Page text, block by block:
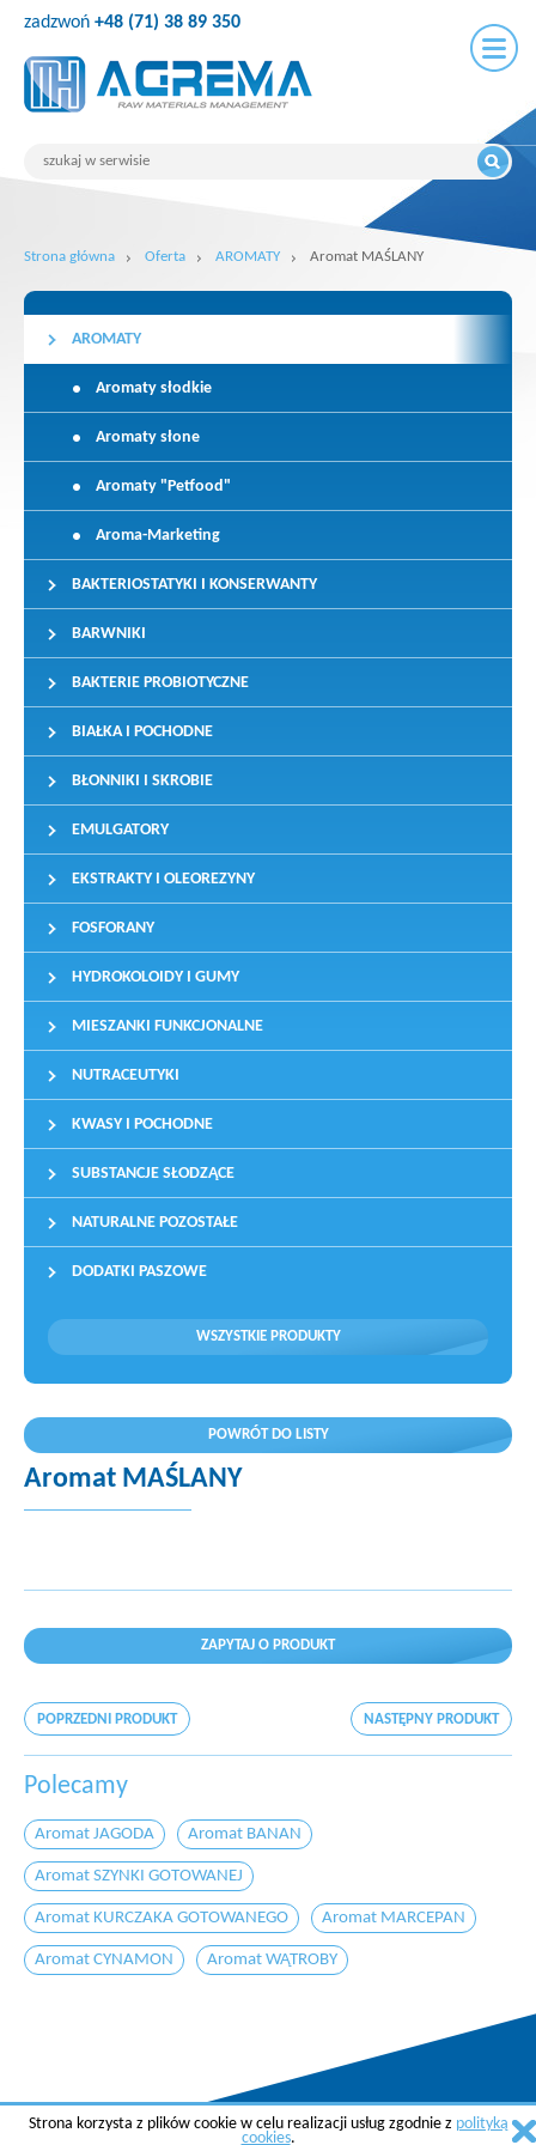
zadzwoń +48 (71) 38 89 350
Strona główna Oferta AROMATY Aromat MAŚLANY
AROMATY
Aromaty słodkie
Aromaty słone
Aromaty "Petfood"
Aroma-Marketing
BAKTERIOSTATYKI I KONSERWANTY
BARWNIKI
BAKTERIE PROBIOTYCZNE
BIAŁKA I POCHODNE
BŁONNIKI I SKROBIE
EMULGATORY
EKSTRAKTY I OLEOREZYNY
FOSFORANY
HYDROKOLOIDY I GUMY
MIESZANKI FUNKCJONALNE
NUTRACEUTYKI
KWASY I POCHODNE
SUBSTANCJE SŁODZĄCE
NATURALNE POZOSTAŁE
DODATKI PASZOWE
WSZYSTKIE PRODUKTY
POWRÓT DO LISTY
Aromat MAŚLANY
ZAPYTAJ O PRODUKT
POPRZEDNI PRODUKT NASTĘPNY PRODUKT
Polecamy
Aromat JAGODA Aromat BANAN
Aromat SZYNKI GOTOWANEJ
Aromat KURCZAKA GOTOWANEGO Aromat MARCEPAN
Aromat CYNAMON Aromat WĄTROBY
Copyright © 2015 AGREMA Poland Sp. z o.o.
Strona korzysta z plików cookie w celu realizacji usług zgodnie z polityką
cookies.